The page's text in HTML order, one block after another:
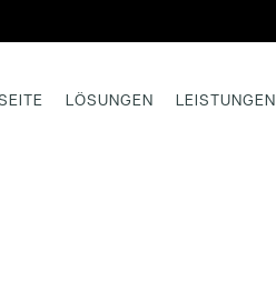
LÖSUNGEN LEISTUNGEN